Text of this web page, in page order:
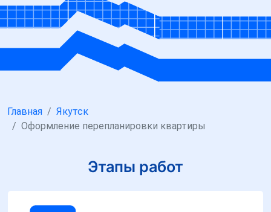
Главная
Якутск
Оформление перепланировки квартиры
Этапы работ